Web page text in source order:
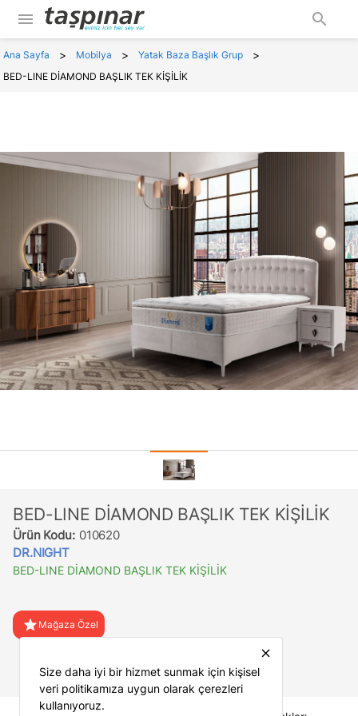
menu search
Ana Sayfa > Mobilya > Yatak Baza Başlık Grup >
BED-LINE DİAMOND BAŞLIK TEK KİŞİLİK
BED-LINE DİAMOND BAŞLIK TEK KİŞİLİK
Ürün Kodu: 010620
DR.NIGHT
BED-LINE DİAMOND BAŞLIK TEK KİŞİLİK
star Mağaza Özel
close
Size daha iyi bir hizmet sunmak için kişisel
veri politikamıza uygun olarak çerezleri
kullanıyoruz.